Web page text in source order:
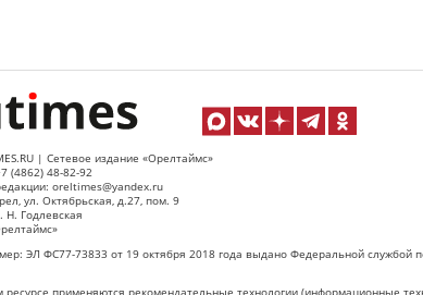
| Сетевое издание «Орелтаймс»
(4862) 48-82-92
oreltimes@yandex.ru
ул. Октябрьская, д.27, пом. 9
Н. Годлевская
ЭЛ ФС77-73833 от 19 октября 2018 года выдано Федеральной службой